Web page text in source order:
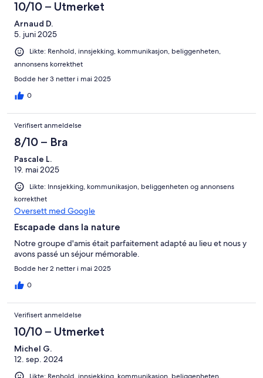
10/10 – Utmerket
Arnaud D.
5. juni 2025
Likte: Renhold, innsjekking, kommunikasjon, beliggenheten,
annonsens korrekthet
Bodde her 3 netter i mai 2025
0
Verifisert anmeldelse
8/10 – Bra
Pascale L.
19. mai 2025
Likte: Innsjekking, kommunikasjon, beliggenheten og annonsens
korrekthet
Oversett med Google
Escapade dans la nature
Notre groupe d'amis était parfaitement adapté au lieu et nous y
avons passé un séjour mémorable.
Bodde her 2 netter i mai 2025
0
Verifisert anmeldelse
10/10 – Utmerket
Michel G.
12. sep. 2024
Likte: Renhold, innsjekking, kommunikasjon, beliggenheten,